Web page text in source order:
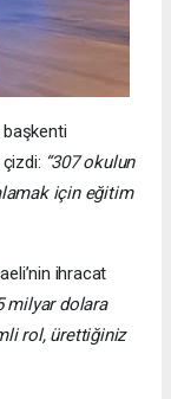
başkenti
çizdi: “307 okulun
için eğitim
ihracat
milyar dolara
rol, ürettiğiniz